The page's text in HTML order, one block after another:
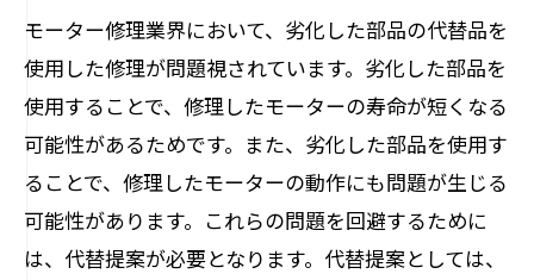
モーター修理業界において、劣化した部品の代替品を
使用した修理が問題視されています。劣化した部品を
使用することで、修理したモーターの寿命が短くなる
可能性があるためです。また、劣化した部品を使用す
ることで、修理したモーターの動作にも問題が生じる
可能性があります。これらの問題を回避するために
は、代替提案が必要となります。代替提案としては、